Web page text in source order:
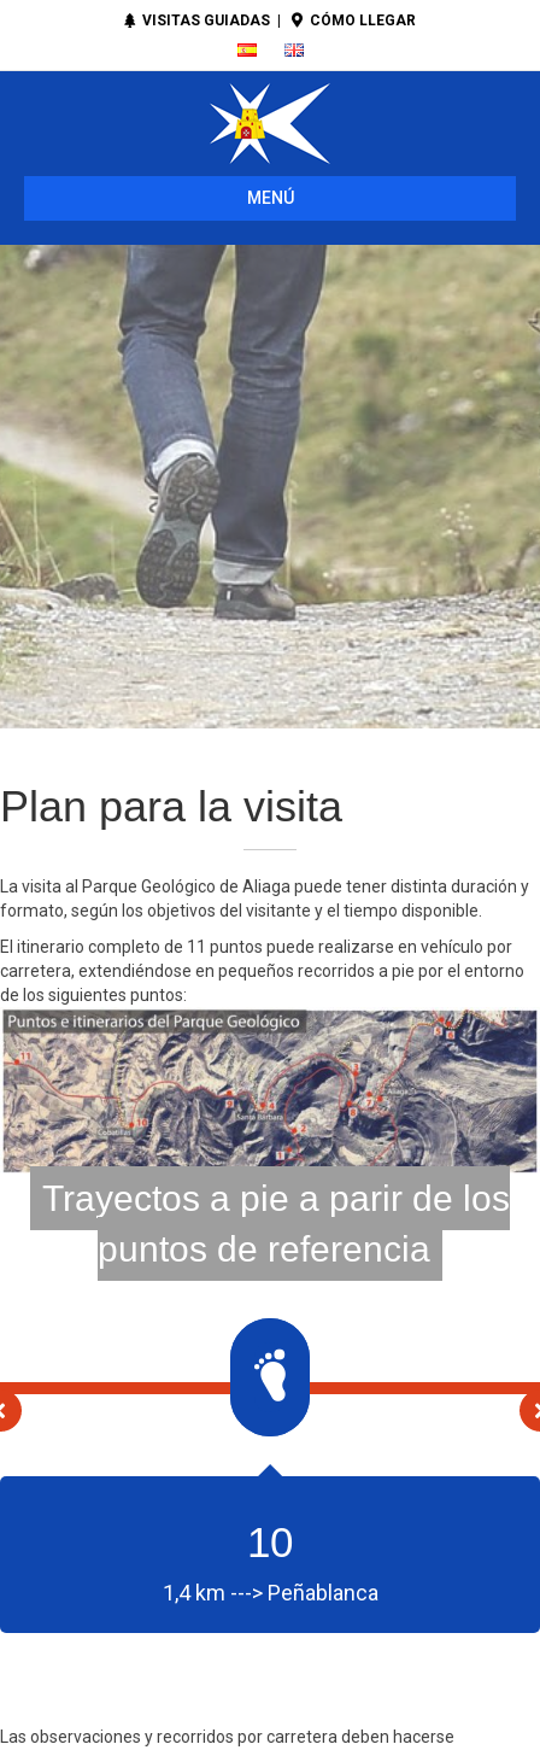
VISITAS GUIADAS CÓMO LLEGAR
MENÚ
Plan para la visita
La visita al Parque Geológico de Aliaga puede tener distinta duración y
formato, según los objetivos del visitante y el tiempo disponible.
El itinerario completo de 11 puntos puede realizarse en vehículo por
carretera, extendiéndose en pequeños recorridos a pie por el entorno
de los siguientes puntos:
Trayectos a pie a parir de los
puntos de referencia
10
1,4 km ---> Peñablanca
Las observaciones y recorridos por carretera deben hacerse